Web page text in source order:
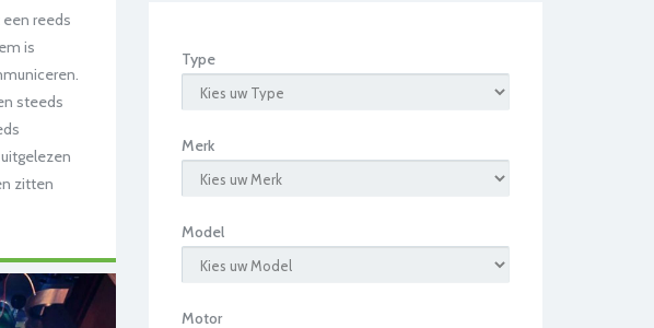
reeds
is
steeds
zitten
Type
Merk
Model
Motor